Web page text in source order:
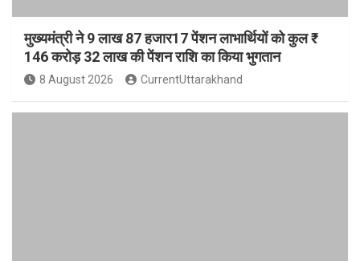
मुख्यमंत्री ने 9 लाख 87 हजार17 पेंशन लाभार्थियों को कुल ₹
146 करोड़ 32 लाख की पेंशन राशि का किया भुगतान
8 August 2026 CurrentUttarakhand